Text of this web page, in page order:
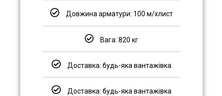
Довжина арматури: 100 м/хлист
Вага: 820 кг
Доставка: будь-яка вантажівка
Доставка: будь-яка вантажівка